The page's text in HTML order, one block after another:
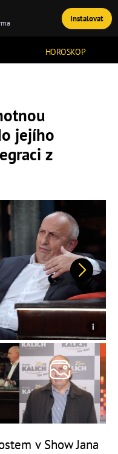
HOROSKOP
TÉMATA
jejího
z
Další
v Show Jana
Instalovat